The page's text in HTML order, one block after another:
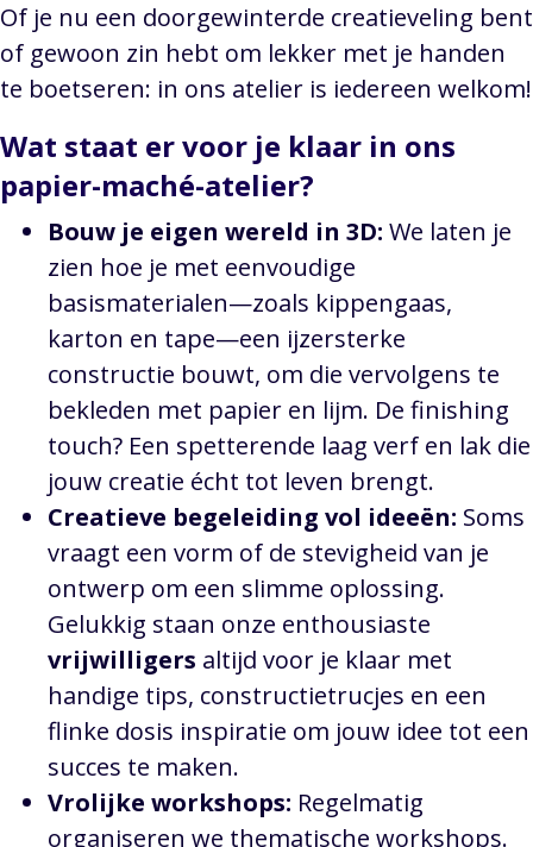
Of je nu een doorgewinterde creatieveling bent
of gewoon zin hebt om lekker met je handen
te boetseren: in ons atelier is iedereen welkom!
Wat staat er voor je klaar in ons
papier-maché-atelier?
Bouw je eigen wereld in 3D: We laten je
zien hoe je met eenvoudige
basismaterialen—zoals kippengaas,
karton en tape—een ijzersterke
constructie bouwt, om die vervolgens te
bekleden met papier en lijm. De finishing
touch? Een spetterende laag verf en lak die
jouw creatie écht tot leven brengt.
Creatieve begeleiding vol ideeën: Soms
vraagt een vorm of de stevigheid van je
ontwerp om een slimme oplossing.
Gelukkig staan onze enthousiaste
vrijwilligers altijd voor je klaar met
handige tips, constructietrucjes en een
flinke dosis inspiratie om jouw idee tot een
succes te maken.
Vrolijke workshops: Regelmatig
organiseren we thematische workshops.